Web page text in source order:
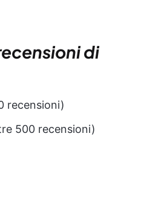
di
recensioni)
500 recensioni)